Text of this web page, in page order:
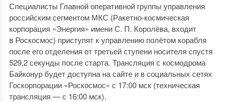
Специалисты Главной оперативной группы управления
российским сегментом МКС (Ракетно-космическая
корпорация «Энергия» имени С. П. Королёва, входит
в Роскосмос) приступят к управлению полётом корабля
после его отделения от третьей ступени носителя спустя
529,2 секунды после старта. Трансляция с космодрома
Байконур будет доступна на сайте и в социальных сетях
Госкорпорации «Роскосмос» с 17:00 мск (техническая
трансляция — с 16:00 мск).